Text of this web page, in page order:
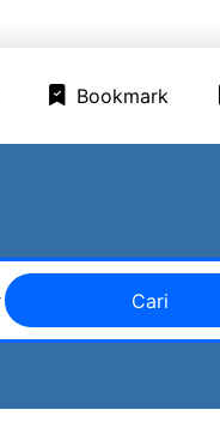
Bookmark
Cari